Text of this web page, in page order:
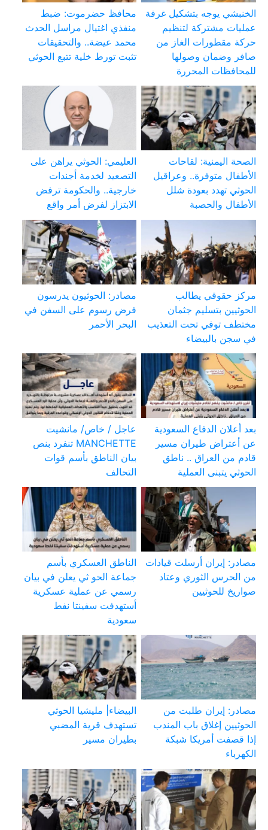
الخنبشي يوجه بتشكيل غرفة
عمليات مشتركة لتنظيم
حركة مقطورات الغاز من
صافر وضمان وصولها
للمحافظات المحررة
محافظ حضرموت: ضبط
منفذي اغتيال مراسل الحدث
محمد عيضة.. والتحقيقات
تثبت تورط خلية تتبع الحوثي
الصحة اليمنية: لقاحات
الأطفال متوفرة.. وعراقيل
الحوثي تهدد بعودة شلل
الأطفال والحصبة
العليمي: الحوثي يراهن على
التصعيد لخدمة أجندات
خارجية.. والحكومة ترفض
الابتزاز لفرض أمر واقع
مركز حقوقي يطالب
الحوثيين بتسليم جثمان
مختطف توفي تحت التعذيب
في سجن بالبيضاء
مصادر: الحوثيون يدرسون
فرض رسوم على السفن في
البحر الأحمر
بعد أعلان الدفاع السعودية
عن أعتراض طيران مسير
قادم من العراق .. ناطق
الحوثي يتبنى العملية
عاجل / خاص/ مانشيت
MANCHETTE تنفرد بنص
بيان الناطق بأسم قوات
التحالف
مصادر: إيران أرسلت قيادات
من الحرس الثوري وعتاد
صواريخ للحوثيين
الناطق العسكري بأسم
جماعة الحو ثي يعلن في بيان
رسمي عن عملية عسكرية
أستهدفت سفينتا نفط
سعودية
مصادر: إيران طلبت من
الحوثيين إغلاق باب المندب
إذا قصفت أمريكا شبكة
الكهرباء
البيضاء| مليشيا الحوثي
تستهدف قرية المضبي
بطيران مسير